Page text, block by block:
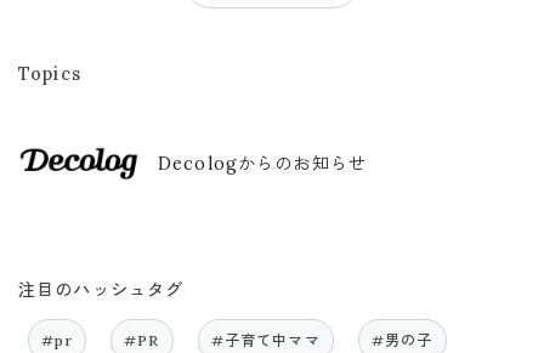
Topics
Decologからのお知らせ
注目のハッシュタグ
#pr #PR #子育て中ママ #男の子